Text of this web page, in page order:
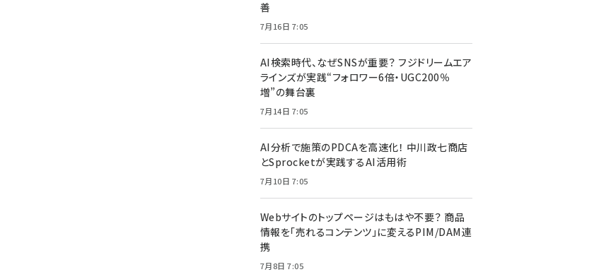
善
7月16日 7:05
AI検索時代、なぜSNSが重要？ フジドリームエア
ラインズが実践“フォロワー6倍・UGC200％
増”の舞台裏
7月14日 7:05
AI分析で施策のPDCAを高速化！ 中川政七商店
とSprocketが実践するAI活用術
7月10日 7:05
Webサイトのトップページはもはや不要？ 商品
情報を「売れるコンテンツ」に変えるPIM/DAM連
携
7月8日 7:05